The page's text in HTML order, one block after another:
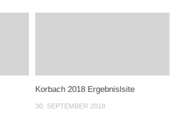
Korbach 2018 Ergebnislsite
30. SEPTEMBER 2018